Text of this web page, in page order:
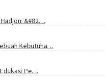
&#82…
Kebutuha…
Edukasi Pe…